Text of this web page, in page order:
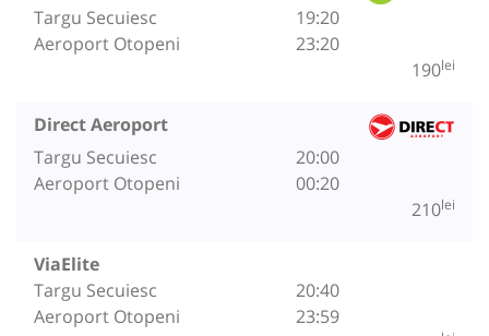
Targu Secuiesc
Aeroport Otopeni
19:20
23:20
190lei
Direct Aeroport
Targu Secuiesc
Aeroport Otopeni
20:00
00:20
210lei
ViaElite
Targu Secuiesc
Aeroport Otopeni
20:40
23:59